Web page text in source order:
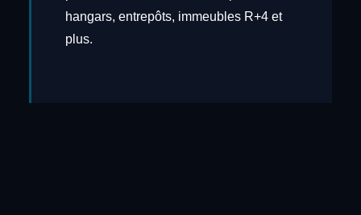
hangars, entrepôts, immeubles R+4 et
plus.